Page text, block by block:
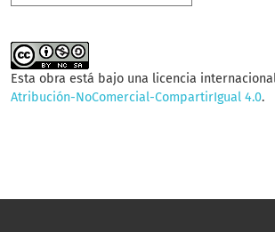
Esta obra está bajo una licencia
Atribución-NoComercial-CompartirIgual 4.0.